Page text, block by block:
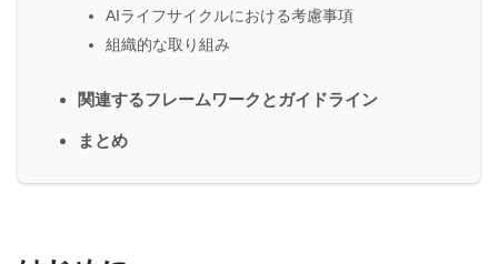
AIライフサイクルにおける考慮事項
組織的な取り組み
関連するフレームワークとガイドライン
まとめ